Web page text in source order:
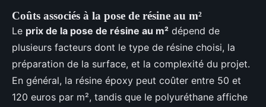
Coûts associés à la pose de résine au m²
Le prix de la pose de résine au m² dépend de
plusieurs facteurs dont le type de résine choisi, la
préparation de la surface, et la complexité du projet.
En général, la résine époxy peut coûter entre 50 et
120 euros par m², tandis que le polyuréthane affiche